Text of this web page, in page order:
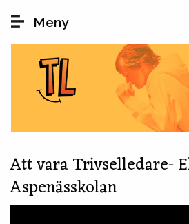
Meny
Att vara Trivselledare-
Aspenässkolan